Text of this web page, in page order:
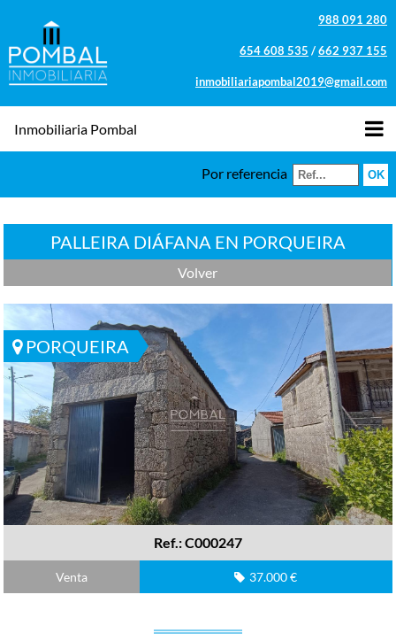
988 091 280
654 608 535 /662 937 155
inmobiliariapombal2019@gmail.com
Inmobiliaria Pombal
Por referencia
PALLEIRA DIÁFANA EN PORQUEIRA
Volver
PORQUEIRA
Ref.: C000247
Venta 37.000 €